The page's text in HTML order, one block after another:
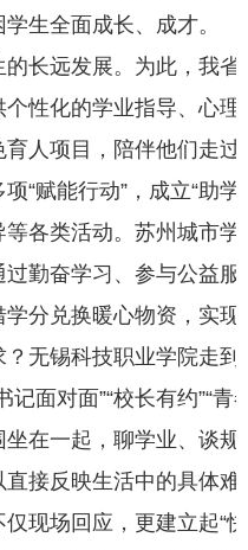
生全面成长、成才。
长远发展。为此，我
性化的学业指导、心
人项目，陪伴他们走过
“赋能行动”，成立“助
各类活动。苏州城市
勤奋学习、参与公益
分兑换暖心物资，实现
无锡科技职业学院走
面对面”“校长有约”“青
在一起，聊学业、谈
接反映生活中的具体
现场回应，更建立起“